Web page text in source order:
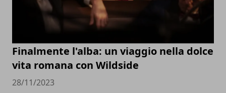
Finalmente l'alba: un viaggio nella dolce
vita romana con Wildside
28/11/2023